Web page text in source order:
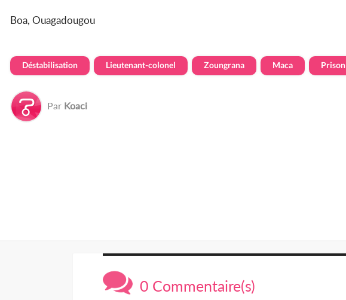
Boa, Ouagadougou
Déstabilisation Lieutenant-colonel Zoungrana Maca Prison
Par Koaci
0 Commentaire(s)